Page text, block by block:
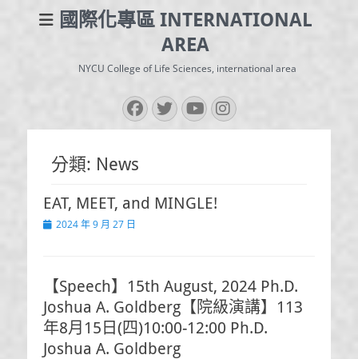
國際化專區 INTERNATIONAL
AREA
NYCU College of Life Sciences, international area
Facebook
Twitter
YouTube
Instagram
分類: News
EAT, MEET, and MINGLE!
Posted2024 年 9 月 27 日
【Speech】15th August, 2024 Ph.D.
Joshua A. Goldberg【院級演講】113
年8月15日(四)10:00-12:00 Ph.D.
Joshua A. Goldberg